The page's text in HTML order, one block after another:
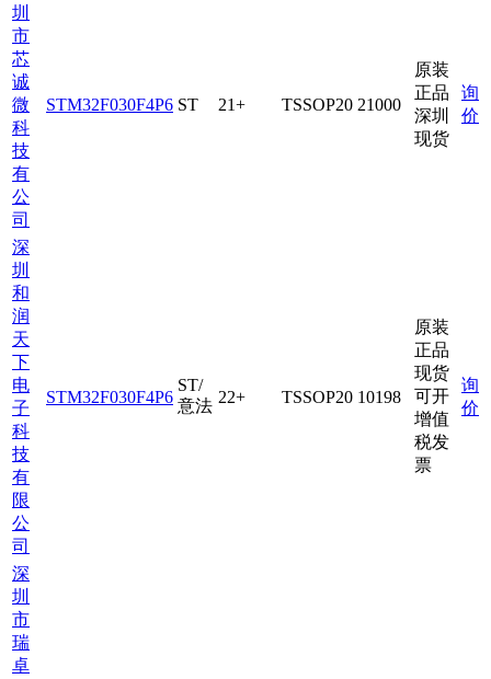
圳
市
芯
诚
微
科
技
有
公
司
STM32F030F4P6 ST 21+ TSSOP20 21000
原装
正品
深圳
现货
询
价
深
圳
和
润
天
下
电
子
科
技
有
限
公
司
STM32F030F4P6
ST/
意法 22+ TSSOP20 10198
原装
正品
现货
可开
增值
税发
票
询
价
深
圳
市
瑞
卓